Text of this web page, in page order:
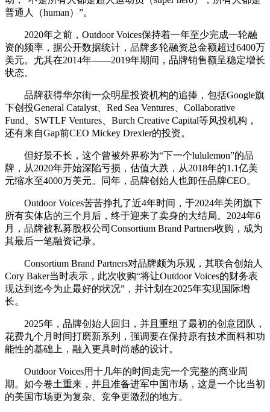
普通人（human）”。
2020年之前，Outdoor Voices保持着一年至少完成一轮融
资的频率，据公开数据统计，品牌多轮融资总金额超过6400万
美元。尤其在2014年——2019年期间，品牌销售额呈稳定增长
状态。
品牌获得华尔街一众明星投资机构的追捧，包括Google旗
下创投General Catalyst、Red Sea Ventures、Collaborative
Fund、SWTLF Ventures、Burch Creative Capital等风投机构，
还有来自Gap前CEO Mickey Drexler的投资。
但好景不长，这个曾被外界称为“下一个lululemon”的品
牌，从2020年开始深陷亏损，估值大跌，从2018年的1.1亿美
元缩水至4000万美元。同年，品牌创始人也卸任品牌CEO。
Outdoor Voices苦苦挣扎了近4年时间，于2024年关闭旗下
所有实体店的三个月后，终于迎来了卖身的大结局。2024年6
月，品牌被私募股权公司Consortium Brand Partners收购，成为
其最后一笔融资记录。
Consortium Brand Partners对品牌颇为乐观，其联合创始人
Cory Baker当时表示，此次收购“将让Outdoor Voices的财务表
现达到迄今为止最好的状况”，并计划在2025年实现国际增
长。
2025年，品牌创始人回归，并且重组了最初的创意团队，
花费九个月时间打磨新系列，强调要在保持原有技术面料和功
能性的基础上，融入更具时尚感的设计。
Outdoor Voices用十几年的时间走完一个完整的商业周
期。如今卷土重来，并且准备进军中国市场，这是一个比当初
的美国市场更为复杂、竞争更激烈的地方。